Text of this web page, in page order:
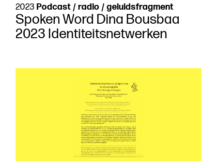
het
dubbele
werk? Ongelijkheid
tijdens
2023 Podcast / radio / geluidsfragment
Spoken Word Dina Bousbaa
2023 Identiteitsnetwerken